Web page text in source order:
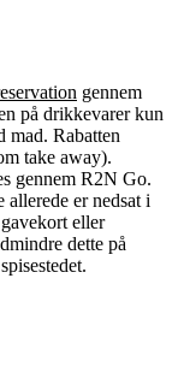
gennem
på drikkevarer kun
mad. Rabatten
take away).
gennem R2N Go.
er nedsat i
eller
dette på